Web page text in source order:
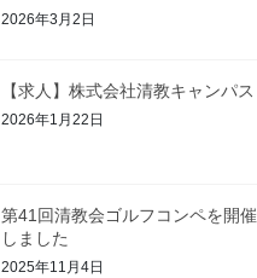
2026年3月2日
【求人】株式会社清教キャンパス
2026年1月22日
第41回清教会ゴルフコンペを開催
しました
2025年11月4日